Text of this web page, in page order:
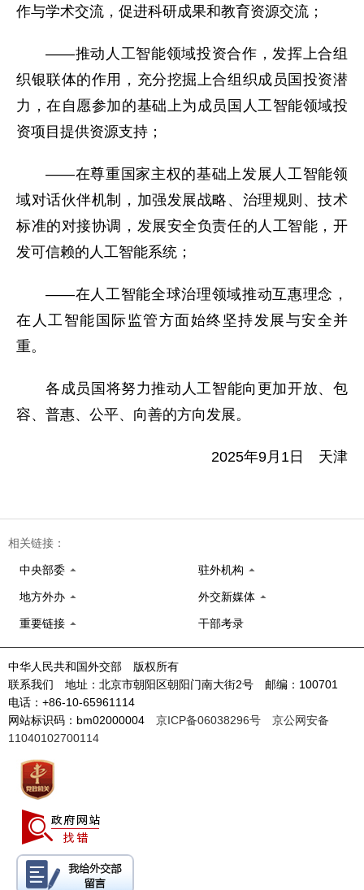
作与学术交流，促进科研成果和教育资源交流；
——推动人工智能领域投资合作，发挥上合组
织银联体的作用，充分挖掘上合组织成员国投资潜
力，在自愿参加的基础上为成员国人工智能领域投
资项目提供资源支持；
——在尊重国家主权的基础上发展人工智能领
域对话伙伴机制，加强发展战略、治理规则、技术
标准的对接协调，发展安全负责任的人工智能，开
发可信赖的人工智能系统；
——在人工智能全球治理领域推动互惠理念，
在人工智能国际监管方面始终坚持发展与安全并
重。
各成员国将努力推动人工智能向更加开放、包
容、普惠、公平、向善的方向发展。
2025年9月1日 天津
相关链接：
中央部委 驻外机构
地方外办 外交新媒体
重要链接 干部考录
中华人民共和国外交部 版权所有
联系我们 地址：北京市朝阳区朝阳门南大街2号 邮编：100701
电话：+86-10-65961114
网站标识码：bm02000004 京ICP备06038296号
京公网安备
11040102700114